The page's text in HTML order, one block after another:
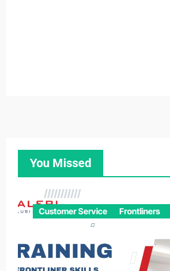
You Missed
Customer Service Frontliners